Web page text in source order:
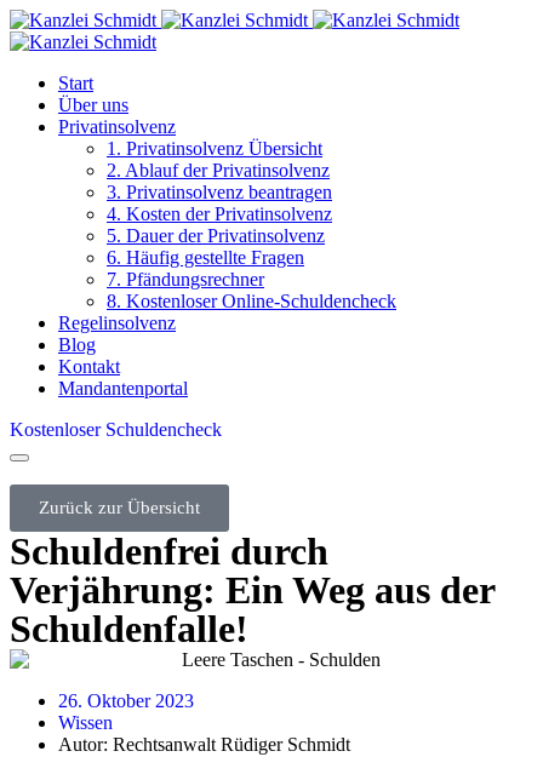
Start
Über uns
Privatinsolvenz
1. Privatinsolvenz Übersicht
2. Ablauf der Privatinsolvenz
3. Privatinsolvenz beantragen
4. Kosten der Privatinsolvenz
5. Dauer der Privatinsolvenz
6. Häufig gestellte Fragen
7. Pfändungsrechner
8. Kostenloser Online-Schuldencheck
Regelinsolvenz
Blog
Kontakt
Mandantenportal
Kostenloser Schuldencheck
Zurück zur Übersicht
Schuldenfrei durch
Verjährung: Ein Weg aus der
Schuldenfalle!
26. Oktober 2023
Wissen
Autor: Rechtsanwalt Rüdiger Schmidt